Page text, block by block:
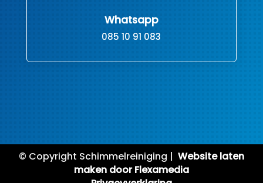
Whatsapp
085 10 91 083
© Copyright Schimmelreiniging | Website laten
maken door Flexamedia